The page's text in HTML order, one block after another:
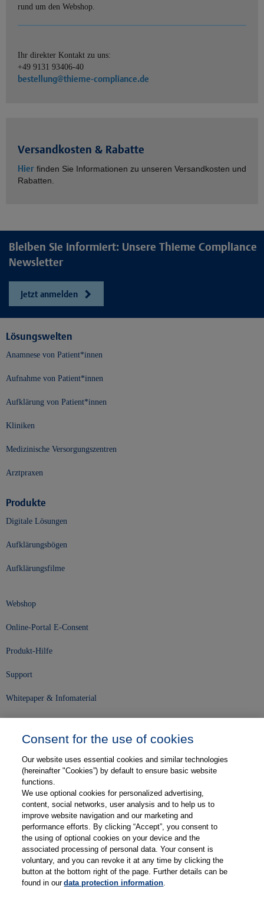
rund um den Webshop.
Ihr direkter Kontakt zu uns:
+49 9131 93406-40
bestellung@thieme-compliance.de
Versandkosten & Rabatte
Hier finden Sie Informationen zu unseren Versandkosten und
Rabatten.
Bleiben Sie informiert: Unsere Thieme Compliance
Newsletter
Jetzt anmelden
Lösungswelten
Anamnese von Patient*innen
Aufnahme von Patient*innen
Aufklärung von Patient*innen
Kliniken
Medizinische Versorgungszentren
Arztpraxen
Produkte
Digitale Lösungen
Aufklärungsbögen
Aufklärungsfilme
Webshop
Online-Portal E-Consent
Produkt-Hilfe
Support
Whitepaper & Infomaterial
Karriere
Kontakt
Web-Semniare
Anwenderberichte
Partner
Consent for the use of cookies
Our website uses essential cookies and similar technologies
(hereinafter "Cookies”) by default to ensure basic website
functions.
We use optional cookies for personalized advertising,
content, social networks, user analysis and to help us to
improve website navigation and our marketing and
performance efforts. By clicking “Accept”, you consent to
the using of optional cookies on your device and the
associated processing of personal data. Your consent is
voluntary, and you can revoke it at any time by clicking the
button at the bottom right of the page. Further details can be
found in ourdata protection information.